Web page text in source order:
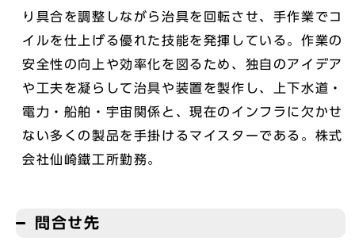
り具合を調整しながら治具を回転させ、手作業でコ
イルを仕上げる優れた技能を発揮している。作業の
安全性の向上や効率化を図るため、独自のアイデア
や工夫を凝らして治具や装置を製作し、上下水道・
電力・船舶・宇宙関係と、現在のインフラに欠かせ
ない多くの製品を手掛けるマイスターである。株式
会社仙崎鐵工所勤務。
問合せ先